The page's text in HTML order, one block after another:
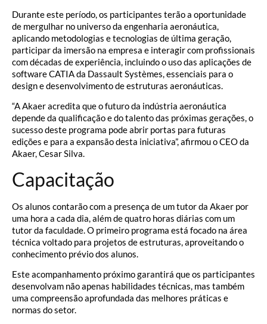
Durante este período, os participantes terão a oportunidade
de mergulhar no universo da engenharia aeronáutica,
aplicando metodologias e tecnologias de última geração,
participar da imersão na empresa e interagir com profissionais
com décadas de experiência, incluindo o uso das aplicações de
software CATIA da Dassault Systèmes, essenciais para o
design e desenvolvimento de estruturas aeronáuticas.
“A Akaer acredita que o futuro da indústria aeronáutica
depende da qualificação e do talento das próximas gerações, o
sucesso deste programa pode abrir portas para futuras
edições e para a expansão desta iniciativa”, afirmou o CEO da
Akaer, Cesar Silva.
Capacitação
Os alunos contarão com a presença de um tutor da Akaer por
uma hora a cada dia, além de quatro horas diárias com um
tutor da faculdade. O primeiro programa está focado na área
técnica voltado para projetos de estruturas, aproveitando o
conhecimento prévio dos alunos.
Este acompanhamento próximo garantirá que os participantes
desenvolvam não apenas habilidades técnicas, mas também
uma compreensão aprofundada das melhores práticas e
normas do setor.